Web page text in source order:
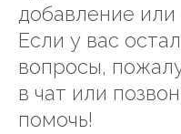
добавление
Если у вас
вопросы,
в чат или
помочь!